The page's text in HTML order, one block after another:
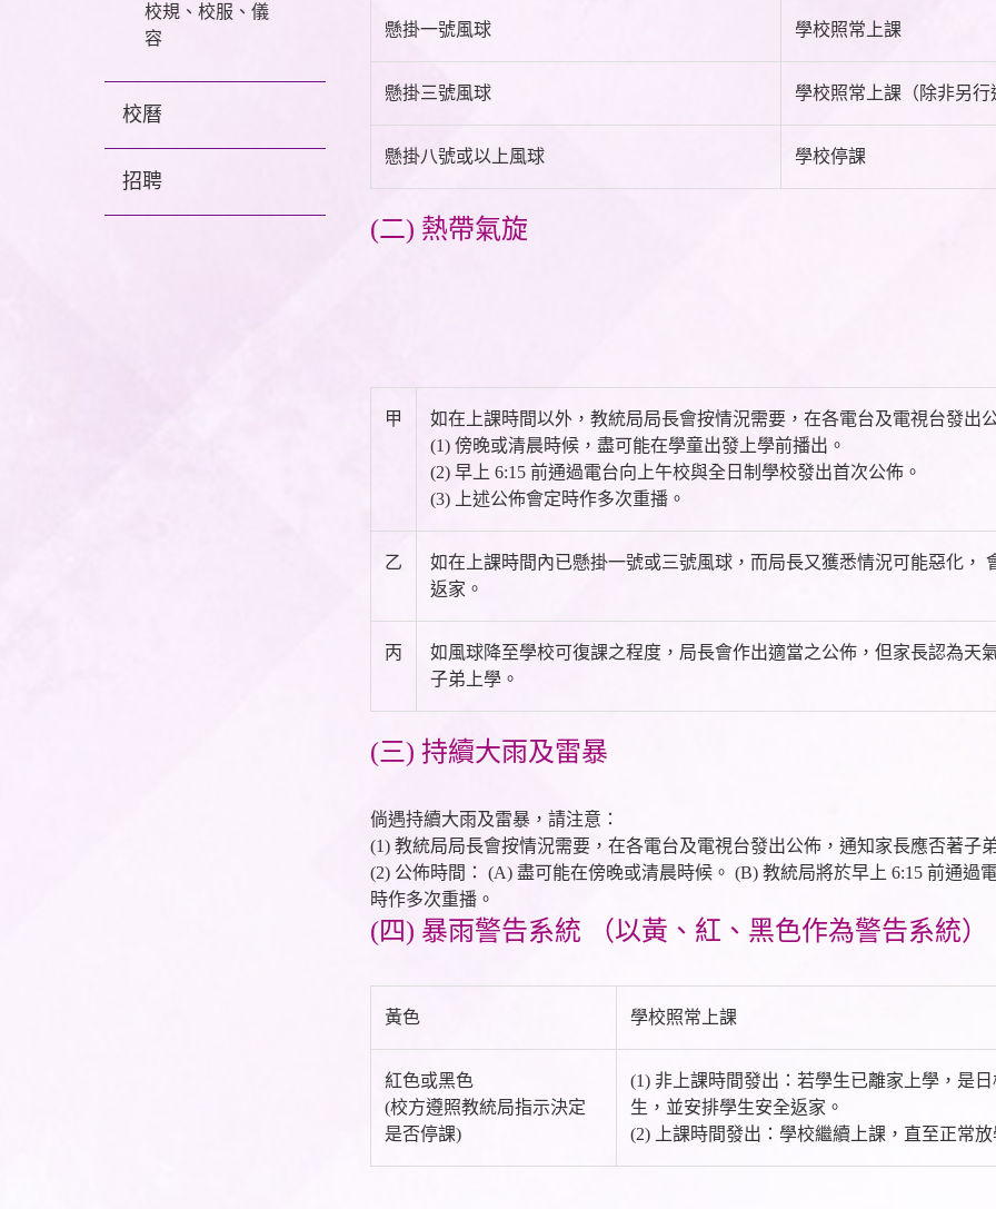
校規、校服、儀
容
校曆
招聘
懸掛一號風球 學校照常上課
懸掛三號風球 學校照常上課（除非另行
懸掛八號或以上風球 學校停課
(二) 熱帶氣旋
甲
如在上課時間以外，教統局局長會按情況需要，在各電台及電視台發出
(1) 傍晚或清晨時候，盡可能在學童出發上學前播出。
(2) 早上 6:15 前通過電台向上午校與全日制學校發出首次公佈。
(3) 上述公佈會定時作多次重播。
乙
如在上課時間內已懸掛一號或三號風球，而局長又獲悉情況可能惡化，
返家。
丙
如風球降至學校可復課之程度，局長會作出適當之公佈，但家長認為天
子弟上學。
(三) 持續大雨及雷暴
倘遇持續大雨及雷暴，請注意：
(1) 教統局局長會按情況需要，在各電台及電視台發出公佈，通知家長應否著子
(2) 公佈時間： (A) 盡可能在傍晚或清晨時候。 (B) 教統局將於早上 6:15 前通
時作多次重播。
(四) 暴雨警告系統 （以黃、紅、黑色作為警告系統）
黃色 學校照常上課
紅色或黑色
(校方遵照教統局指示決定
是否停課)
(1) 非上課時間發出：若學生已離家上學，是
生，並安排學生安全返家。
(2) 上課時間發出：學校繼續上課，直至正常